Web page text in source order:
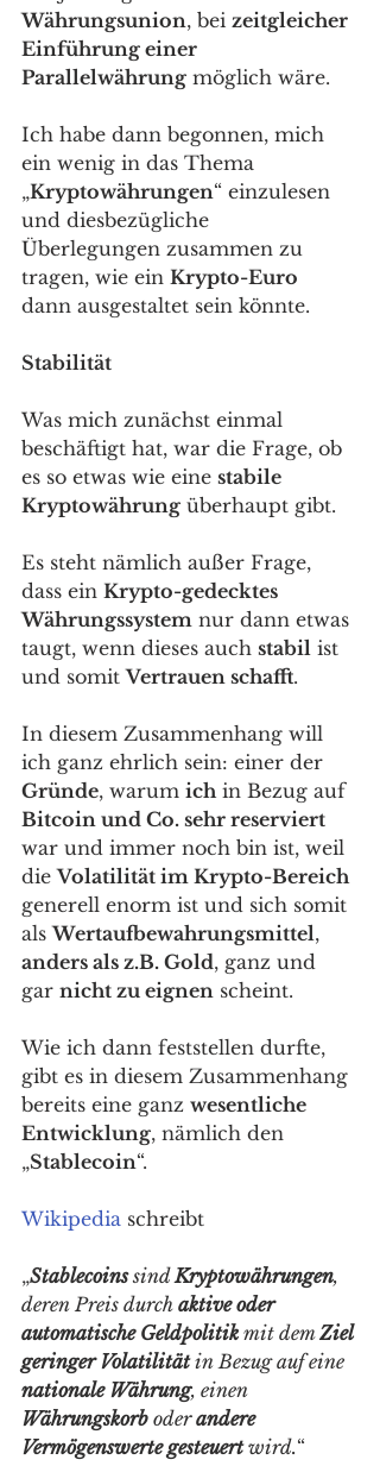
Währungsunion, bei zeitgleicher
Einführung einer
Parallelwährung möglich wäre.
Ich habe dann begonnen, mich
ein wenig in das Thema
„Kryptowährungen“ einzulesen
und diesbezügliche
Überlegungen zusammen zu
tragen, wie ein Krypto-Euro
dann ausgestaltet sein könnte.
Stabilität
Was mich zunächst einmal
beschäftigt hat, war die Frage, ob
es so etwas wie eine stabile
Kryptowährung überhaupt gibt.
Es steht nämlich außer Frage,
dass ein Krypto-gedecktes
Währungssystem nur dann etwas
taugt, wenn dieses auch stabil ist
und somit Vertrauen schafft.
In diesem Zusammenhang will
ich ganz ehrlich sein: einer der
Gründe, warum ich in Bezug auf
Bitcoin und Co. sehr reserviert
war und immer noch bin ist, weil
die Volatilität im Krypto-Bereich
generell enorm ist und sich somit
als Wertaufbewahrungsmittel,
anders als z.B. Gold, ganz und
gar nicht zu eignen scheint.
Wie ich dann feststellen durfte,
gibt es in diesem Zusammenhang
bereits eine ganz wesentliche
Entwicklung, nämlich den
„Stablecoin“.
Wikipedia schreibt
„Stablecoins sind Kryptowährungen,
deren Preis durch aktive oder
automatische Geldpolitik mit dem Ziel
geringer Volatilität in Bezug auf eine
nationale Währung, einen
Währungskorb oder andere
Vermögenswerte gesteuert wird.“